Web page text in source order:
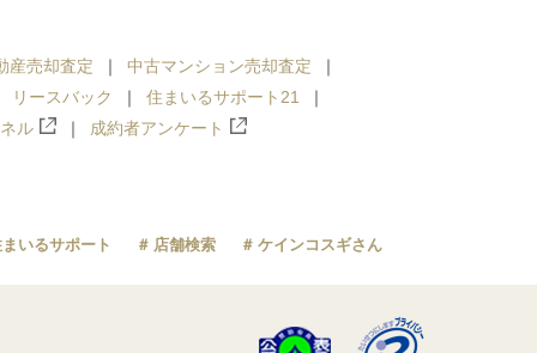
産売却査定
中古マンション売却査定
リースバック
住まいるサポート21
ル
成約者アンケート
いるサポート 店舗検索 ケインコスギさん